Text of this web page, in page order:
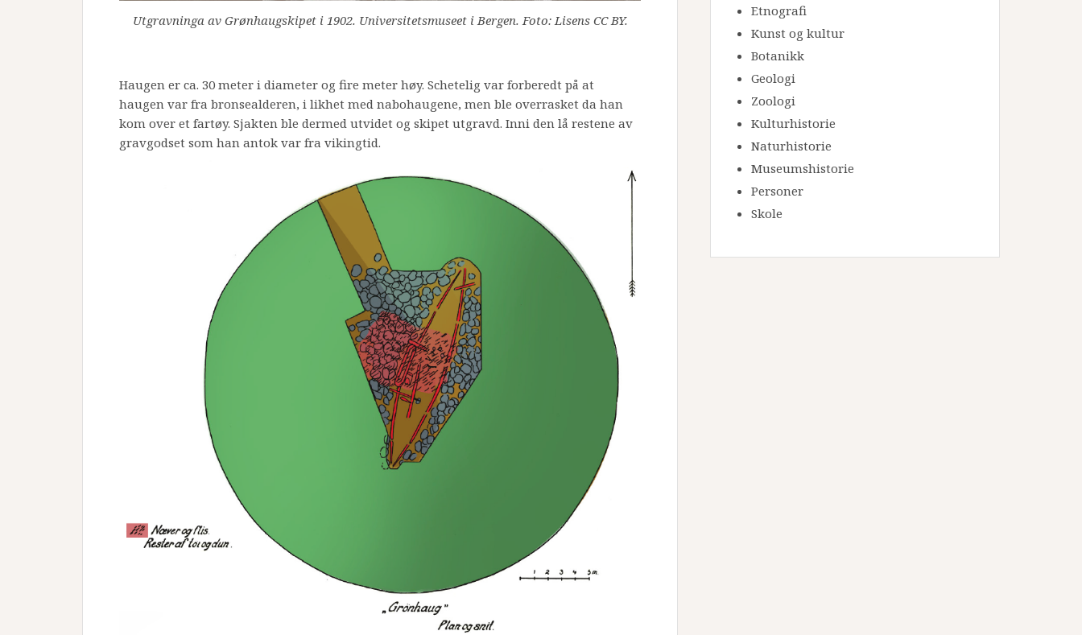
Utgravninga av Grønhaugskipet i 1902. Universitetsmuseet i Bergen. Foto: Lisens CC BY.
Haugen er ca. 30 meter i diameter og fire meter høy. Schetelig var forberedt på at
haugen var fra bronsealderen, i likhet med nabohaugene, men ble overrasket da han
kom over et fartøy. Sjakten ble dermed utvidet og skipet utgravd. Inni den lå restene av
gravgodset som han antok var fra vikingtid.
Etnografi
Kunst og kultur
Botanikk
Geologi
Zoologi
Kulturhistorie
Naturhistorie
Museumshistorie
Personer
Skole